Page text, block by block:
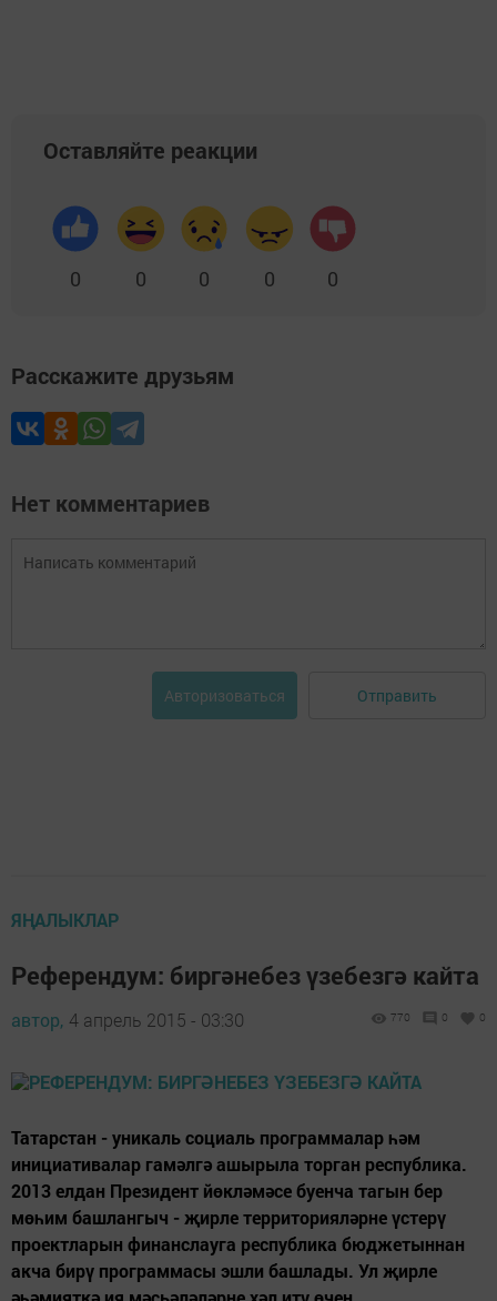
Оставляйте реакции
0 0 0 0 0
Расскажите друзьям
Нет комментариев
Авторизоваться Отправить
ЯҢАЛЫКЛАР
Референдум: биргәнебез үзебезгә кайта
автор, 4 апрель 2015 - 03:30 770 0 0
Татарстан - уникаль социаль программалар һәм
инициативалар гамәлгә ашырыла торган респуб­лика.
2013 елдан Президент йөкләмәсе буенча тагын бер
мөһим башлангыч - җирле территорияләрне үстерү
проектларын финанслауга республика бюджетыннан
акча бирү программасы эшли башлады. Ул җирле